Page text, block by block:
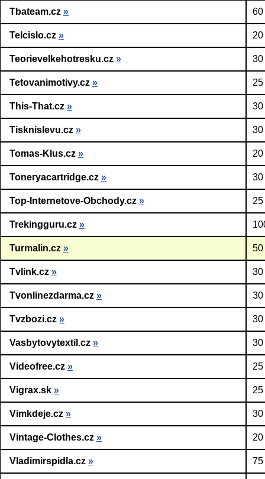
Tbateam.cz » 60
Telcislo.cz »
Teorievelkehotresku.cz » 30
Tetovanimotivy.cz »
This-That.cz » 30
Tisknislevu.cz » 30
Tomas-Klus.cz »
Toneryacartridge.cz » 30
Top-Internetove-Obchody.cz »
Trekingguru.cz »
Turmalin.cz » 50
Tvlink.cz » 30
Tvonlinezdarma.cz » 30
Tvzbozi.cz » 30
Vasbytovytextil.cz » 30
Videofree.cz »
Vigrax.sk »
Vimkdeje.cz » 30
Vintage-Clothes.cz »
Vladimirspidla.cz » 75